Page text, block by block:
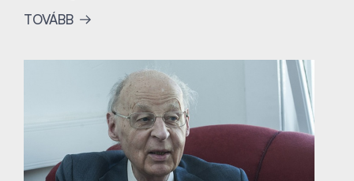
TOVÁBB